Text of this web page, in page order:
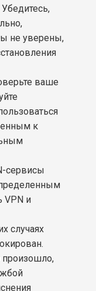
Убедитесь,
не уверены,
ваше
к
сервисы
VPN и
случаях
произошло,